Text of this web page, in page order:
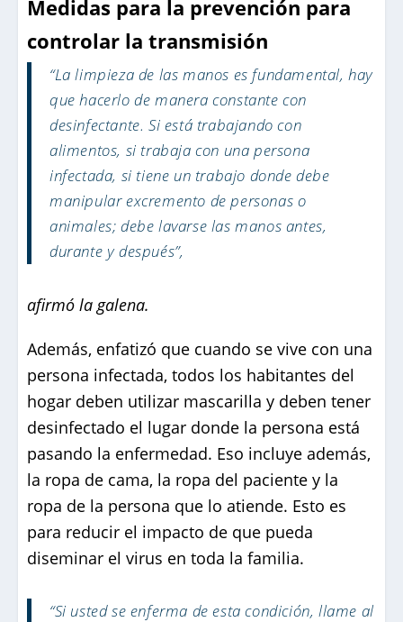
Medidas para la prevención para
controlar la transmisión
“La limpieza de las manos es fundamental, hay
que hacerlo de manera constante con
desinfectante. Si está trabajando con
alimentos, si trabaja con una persona
infectada, si tiene un trabajo donde debe
manipular excremento de personas o
animales; debe lavarse las manos antes,
durante y después”,
afirmó la galena.
Además, enfatizó que cuando se vive con una
persona infectada, todos los habitantes del
hogar deben utilizar mascarilla y deben tener
desinfectado el lugar donde la persona está
pasando la enfermedad. Eso incluye además,
la ropa de cama, la ropa del paciente y la
ropa de la persona que lo atiende. Esto es
para reducir el impacto de que pueda
diseminar el virus en toda la familia.
“Si usted se enferma de esta condición, llame al